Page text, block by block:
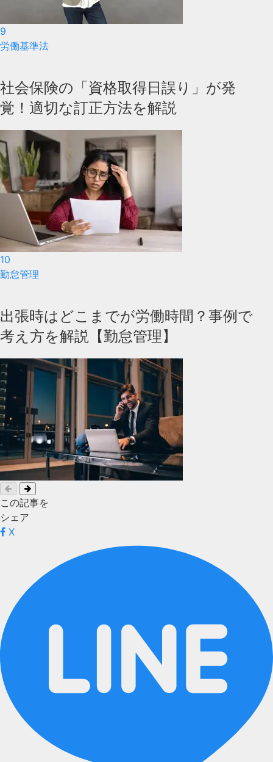
9
労働基準法
社会保険の「資格取得日誤り」が発
覚！適切な訂正方法を解説
10
勤怠管理
出張時はどこまでが労働時間？事例で
考え方を解説【勤怠管理】
この記事を
シェア
X